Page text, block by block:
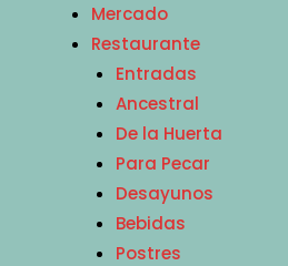
Mercado
Restaurante
Entradas
Ancestral
De la Huerta
Para Pecar
Desayunos
Bebidas
Postres